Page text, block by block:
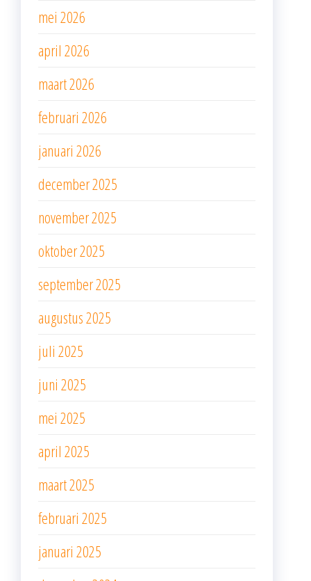
mei 2026
april 2026
maart 2026
februari 2026
januari 2026
december 2025
november 2025
oktober 2025
september 2025
augustus 2025
juli 2025
juni 2025
mei 2025
april 2025
maart 2025
februari 2025
januari 2025